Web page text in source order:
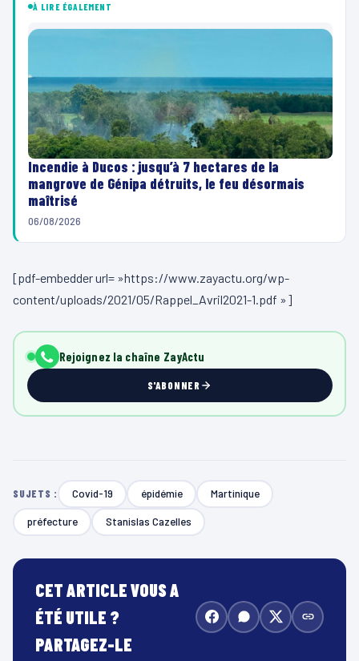
À LIRE ÉGALEMENT
Incendie à Ducos : jusqu’à 7 hectares de la
mangrove de Génipa détruits, le feu désormais
maîtrisé
06/08/2026
[pdf-embedder url= »https://www.zayactu.org/wp-
content/uploads/2021/05/Rappel_Avril2021-1.pdf »]
Rejoignez la chaîne ZayActu
S'ABONNER
SUJETS : Covid-19 épidémie Martinique
préfecture Stanislas Cazelles
CET ARTICLE VOUS A
ÉTÉ UTILE ?
PARTAGEZ-LE